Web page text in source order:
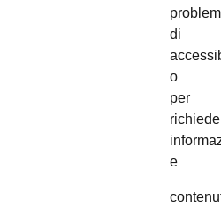
di
o
per
e